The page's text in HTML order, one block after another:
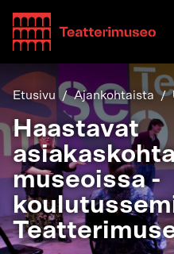
Etusivu Ajankohtaista
Haastavat
museoissa -